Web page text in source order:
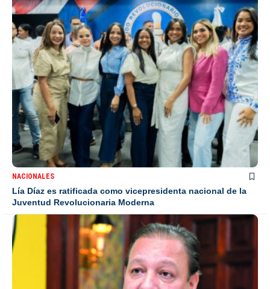
NACIONALES
Lía Díaz es ratificada como vicepresidenta nacional de la
Juventud Revolucionaria Moderna